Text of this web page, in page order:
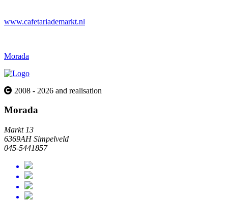
www.cafetariademarkt.nl
Morada
2008 - 2026 and realisation
Morada
Markt 13
6369AH Simpelveld
045-5441857